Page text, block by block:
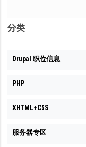
分类
Drupal 职位信息
PHP
XHTML+CSS
服务器专区